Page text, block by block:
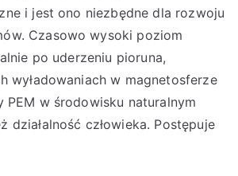
i jest ono niezbędne dla rozwoju
Czasowo wysoki poziom
po uderzeniu pioruna,
wyładowaniach w magnetosferze
PEM w środowisku naturalnym
działalność człowieka. Postępuje